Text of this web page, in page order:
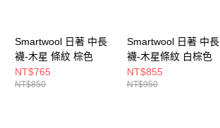
Smartwool 日著 中長
襪-木星 條紋 棕色
NT$765
NT$850
Smartwool 日著 中長
襪-木星條紋 白棕色
NT$855
NT$950